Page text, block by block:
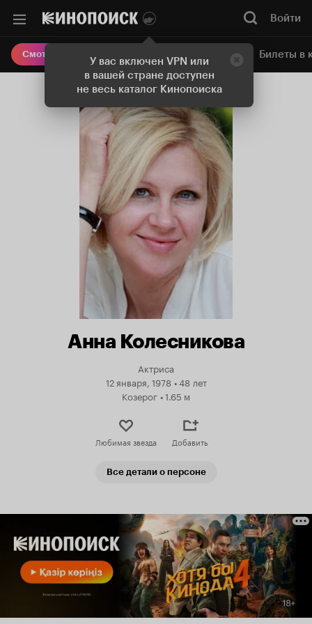
У вас включен VPN или
в вашей стране доступен
не весь каталог Кинопоиска
Войти
Смотреть кино Онлайн-кинотеатр Билеты в
Анна Колесникова
Актриса
12 января, 1978 •48 лет
Козерог •1.65 м
Любимая звезда Добавить
Все детали о персоне